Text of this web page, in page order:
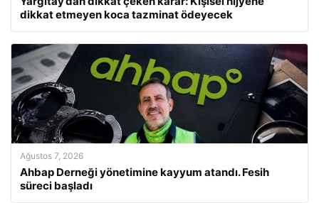
dikkat etmeyen koca tazminat ödeyecek
Ağustos 7, 2026
Ahbap Derneği yönetimine kayyum atandı. Fesih
süreci başladı